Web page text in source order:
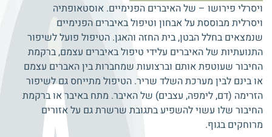
ויסרלי פירושו – של האיברים הפנימיים. אוסטאופתיה
ויסרלית מבוססת על אבחון וטיפול באיברים הפנימיים
שנמצאים בחלל הבטן, בית החזה והאגן. הטיפול פועל לשיפור
התנועתיות של האיברים עלידי טיפול באיברים עצמם, ברקמת
החיבור שעוטפת אותם וברצועות שמחברות בין האברים עצמם
או בינם לבין מערכת השלד שריר. הטיפול מתייחס גם לשיפור
הזרימה (דם, לימפה, עצבים) של האיבר. מתח באיבר או ברקמת
החיבור שלו עשוי להשפיע בתגובת שרשרת גם על אזורים
מרוחקים בגוף.